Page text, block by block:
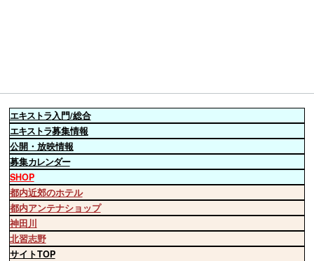
エキストラ入門/総合
エキストラ募集情報
公開・放映情報
募集カレンダー
SHOP
都内近郊のホテル
都内アンテナショップ
神田川
北習志野
サイトTOP